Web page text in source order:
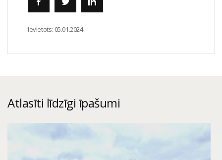
Ievietots: 05.01.2024.
Atlasīti līdzīgi īpašumi